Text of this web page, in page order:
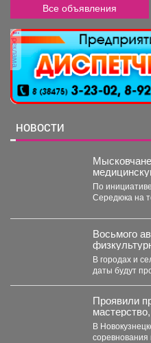
Все объявления
реклама
НОВОСТИ
По
Середюка на
Восьмого
В городах и
даты будут
Проявили
командный
В